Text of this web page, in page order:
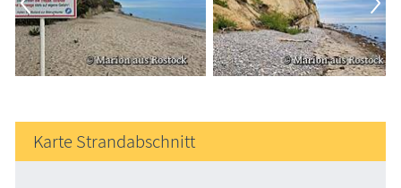
Karte Strandabschnitt